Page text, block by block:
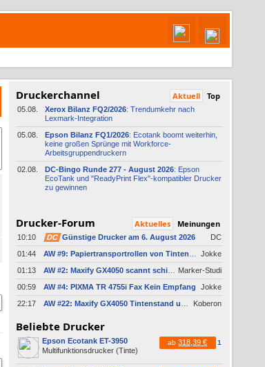
Druckerchannel Aktuell Top
05.08. Xerox Bilanz FQ2/2026: Trendumkehr nach
Lexmark-​Integration
05.08.
Epson Bilanz FQ1/2026: Ecotank boomt weiterhin,
keine großen Sprünge mit Workforce-​
Arbeitsgruppendruckern
02.08.
DC-​Bingo Runde 277 -​ August 2026: Epson
EcoTank und "ReadyPrint Flex"-​kompatibler Drucker
zu gewinnen
Drucker-Forum Aktuelles Meinungen
10:10 DC Günstige Drucker am 6. August 2026
DC
01:44
Jokke
01:13
AW #2: Maxify GX4050 scannt schief?
Marker-Studi
00:59
AW #4: PIXMA TR 4755i Fax Kein Empfang
Jokke
22:17
Koberon
Beliebte Drucker
ab 318,39 € 1
Epson Ecotank ET-3950
Multifunktionsdrucker (Tinte)